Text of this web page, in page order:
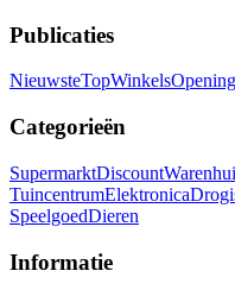
Publicaties
NieuwsteTopWinkels
Categorieën
SupermarktDiscount
TuincentrumElektronica
SpeelgoedDieren
Informatie